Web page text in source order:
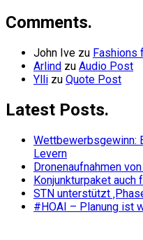
Comments.
John Ive zu Fashions
Arlind zu Audio Post
Ylli zu Quote Post
Latest Posts.
Wettbewerbsgewinn:
Levern
Dronenaufnahmen
Konjunkturpaket auch
STN unterstützt
#HOAI – Planung ist